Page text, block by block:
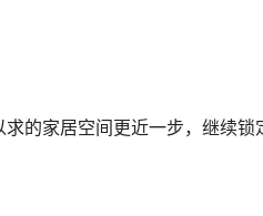
的家居空间更近一步，继续